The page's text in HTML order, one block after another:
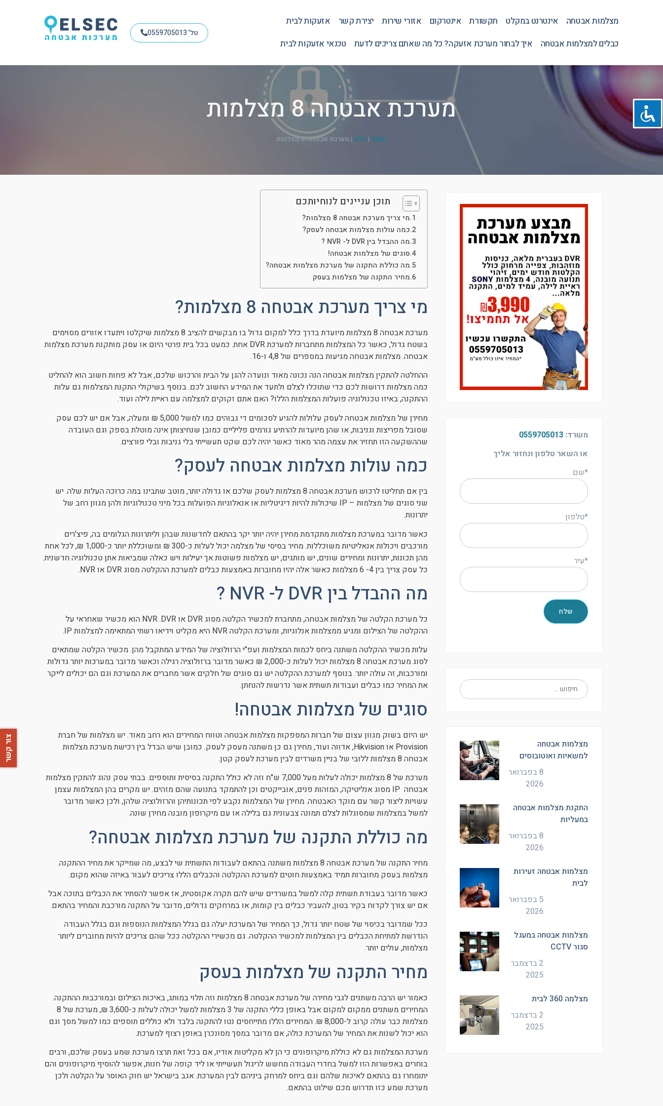
מצלמות אבטחה אינטרנט במקלט תקשורת אינטרקום אזורי שירות יצירת קשר
אזעקות לבית
כבלים למצלמות אבטחה
איך לבחור מערכת אזעקה? כל מה שאתם צריכים לדעת טכנאי אזעקות לבית
טל' 0559705013
מערכת אבטחה 8 מצלמות
ראשי |בלוג | מערכת אבטחה 8 מצלמות
משרד: 0559705013
או השאר טלפון ונחזור אליך
*שם
*טלפון
*עיר
מצלמות אבטחה
למשאיות ואוטובוסים
8 בפברואר
2026
התקנת מצלמות אבטחה
במעליות
8 בפברואר
2026
מצלמות אבטחה זעירות
לבית
5 בפברואר
2026
מצלמות אבטחה במעגל
סגור CCTV
2 בדצמבר
2025
מצלמה 360 לבית
2 בדצמבר
2025
תוכן עניינים לנוחיותכם
מי צריך מערכת אבטחה 8 מצלמות?
כמה עולות מצלמות אבטחה לעסק?
מה ההבדל בין DVR ל- NVR ?
סוגים של מצלמות אבטחה!
מה כוללת התקנה של מערכת מצלמות אבטחה?
מחיר התקנה של מצלמות בעסק
מי צריך מערכת אבטחה 8 מצלמות?
מערכת אבטחה 8 מצלמות מיועדת בדרך כלל למקום גדול בו מבקשים להציב 8 מצלמות שיקלטו ויתעדו אזורים מסוימים
בשטח גדול, כאשר כל המצלמות מתחברות למערכת DVR אחת. כמעט בכל בית פרטי היום או עסק מותקנת מערכת מצלמות
אבטחה. מצלמות אבטחה מגיעות במספרים של 4,8 ו-16.
ההחלטה להתקין מצלמות אבטחה הנה נכונה מאוד ונועדה להגן על הבית והרכוש שלכם, אבל לא פחות חשוב הוא להחליט
כמה מצלמות דרושות לכם כדי שתוכלו לצלם ולתעד את המידע החשוב לכם. בנוסף בשיקולי התקנת המצלמות גם עלות
ההתקנה, באיזו טכנולוגיה פועלות המצלמות הללו? האם אתם זקוקים למצלמה עם ראיית לילה ועוד.
מחירן של מצלמות אבטחה לעסק עלולות להגיע לסכומים די גבוהים כמו למשל 5,000 ₪ ומעלה, אבל אם יש לכם עסק
שסובל מפריצות וגניבות, או שהן מיועדות להרתיע גורמים פליליים כמובן שנחיצותן אינה מוטלת בספק וגם העובדה
שההשקעה הזו תחזיר את עצמה מהר מאוד כאשר יהיה לכם שקט תעשייתי בלי גניבות ובלי פורצים.
כמה עולות מצלמות אבטחה לעסק?
בין אם תחליטו לרכוש מערכת אבטחה 8 מצלמות לעסק שלכם או גדולה יותר, מוטב שתבינו במה כרוכה העלות שלה. יש
שני סוגים של מצלמות – IP שיכולות להיות דיגיטליות או אנאלוגיות הפועלות בכל מיני טכנולוגיות ולהן מגוון רחב של
יתרונות.
כאשר מדובר במערכת מצלמות מתקדמת מחירן יהיה יותר יקר בהתאם לחדשנות שבהן וליתרונות הגלומים בה, פיצ'רים
מורכבים ויכולות אנאליטיות משוכללות. מחיר בסיסי של מצלמה יכול לעלות כ-300 ₪ ומשוכללת יותר כ-1,000 ₪, לכל אחת
מהן תכונות, יתרונות ומחירים שונים, יש מותגים, יש מצלמות פשוטות אך יעילות ויש כאלה שמביאות אתן טכנולוגיה חדשנית.
כל עסק צריך בין 4- 6 מצלמות כאשר אלה יהיו מחוברות באמצעות כבלים למערכת ההקלטה מסוג DVR או NVR.
מה ההבדל בין DVR ל- NVR ?
כל מערכת הקלטה של מצלמות אבטחה, מתחברת למכשיר הקלטה מסוג DVR או NVR .DVR הוא מכשיר שאחראי על
ההקלטה של הצילום ומגיע ממצלמות אנלוגיות, ומערכת הקלטה NVR היא מקליט וידיאו רשתי המתאימה למצלמות IP.
עלות מכשיר ההקלטה משתנה ביחס לכמות המצלמות ועפ"י הרזולוציה של המידע המתקבל מהן. מכשיר הקלטה שמתאים
לסוג מערכת אבטחה 8 מצלמות יכול לעלות כ-2,000 ₪ כאשר מדובר ברזולוציה רגילה וכאשר מדובר במערכות יותר גדולות
ומורכבות, זה עולה יותר. בנוסף למערכת ההקלטה יש גם סוגים של חלקים אשר מחברים את המערכת וגם הם יכולים לייקר
את המחיר כמו כבלים ועבודות תשתית אשר נדרשות להנחתן.
סוגים של מצלמות אבטחה!
יש היום בשוק מגוון עצום של חברות המספקות מצלמות אבטחה וטווח המחירים הוא רחב מאוד. יש מצלמות של חברת
Provision או
Hikvision, אדווה ועוד, מחירן גם כן משתנה מעסק לעסק. כמובן שיש הבדל בין רכישת מערכת מצלמות
אבטחה 8 מצלמות ללובי של בניין משרדים לבין מערכת לעסק קטן.
מערכת של 8 מצלמות יכולה לעלות מעל 7,000 ש"ח וזה לא כולל התקנה בסיסית ותוספים. בבתי עסק נהוג להתקין מצלמות
אבטחה IP מסוג אנליטיקה, המזהות פנים, אובייקטים וכן להתמקד בתנועה שהם מזהים. יש מקרים בהן המצלמות עצמן
עשויות ליצור קשר עם מוקד האבטחה. מחירן של המצלמות נקבע לפי תכונותיהן והרזולוציה שלהן, ולכן כאשר מדובר
למשל במצלמות שמסוגלות לצלם תמונה צבעונית גם בלילה או עם מיקרופון מובנה מחירן שונה.
מה כוללת התקנה של מערכת מצלמות אבטחה?
מחיר התקנה של מערכת אבטחה 8 מצלמות משתנה בהתאם לעבודות התשתית שי לבצע, מה שמייקר את מחיר ההתקנה.
מצלמות בעסק מחוברות תמיד באמצעות חוטים למערכת ההקלטה והכבלים הללו צריכים לעבור באיזה שהוא מקום.
כאשר מדובר בעבודת תשתית קלה למשל במשרדים שיש להם תקרה אקוסטית, אז אפשר להסתיר את הכבלים בתוכה אבל
אם יש צורך לקדוח בקיר בטון, להעביר כבלים בין קומות, או במרחקים גדולים, מדובר על התקנה מורכבת והמחיר בהתאם.
ככל שמדובר בכיסוי של שטח יותר גדול, כך המחיר של המערכת יעלה גם בגלל המצלמות הנוספות וגם בגלל העבודה
הנדרשת למתיחת הכבלים בין המצלמות למכשיר ההקלטה. גם מכשירי ההקלטה ככל שהם צריכים להיות מחוברים ליותר
מצלמות, עולים יותר.
מחיר התקנה של מצלמות בעסק
כאמור יש הרבה משתנים לגבי מחירה של מערכת אבטחה 8 מצלמות וזה תלוי במותג, באיכות הצילום ובמורכבות ההתקנה.
המחירים משתנים ממקום למקום אבל באופן כללי התקנה של 3 מצלמות למשל יכולה לעלות כ-3,600 ₪, מערכת של 8
מצלמות כבר עולה קרוב ל-8,000 ₪. המחירים הללו מתייחסים נטו להתקנה בלבד ולא כוללים תוספים כמו למשל מסך וגם
הוא יכול לשנות את המחיר של המערכת כולה, אם מדובר במסך מסונכרן באופן רצוף למערכת.
מערכת המצלמות גם לא כוללת מיקרופונים כי הן לא מקליטות אודיו, אם בכל זאת תרצו מערכת שמע בעסק שלכם, ורבים
בוחרים באפשרות הזו למשל בחדרי העבודה מחשש לריגול תעשייתי או ליד קופה של חנות, אפשר להוסיף מיקרופונים והם
יתומחרו גם בהתאם לאיכות שלהם וגם ביחס למרחק ביניהם לבין המערכת. אגב בישראל יש חוק האוסר על הקלטה ולכן
מערכת שמע כזו תדרוש מכם שילוט בהתאם.
צור קשר